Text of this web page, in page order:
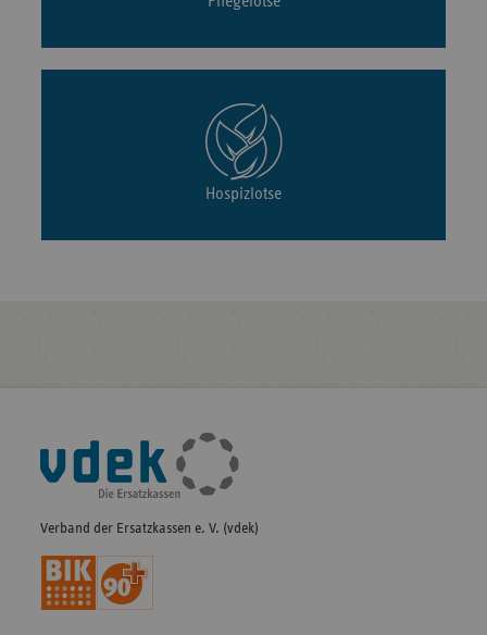
Hospizlotse
Fußleisten-
Navigation
Verband der Ersatzkassen e. V. (vdek)